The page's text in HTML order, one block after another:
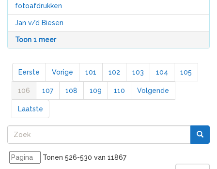
fotoafdrukken
Jan v/d Biesen
Toon 1 meer
Eerste Vorige 101 102 103 104 105
106 107 108 109 110 Volgende
Laatste
Tonen 526-530 van 11867